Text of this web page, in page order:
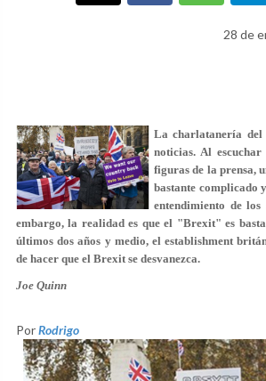
28 de
La charlatanería
noticias. Al
figuras de la prensa,
bastante complicado
entendimiento de
embargo, la realidad es que el "Brexit" es
últimos dos años y medio, el establishment
de hacer que el Brexit se desvanezca.
Joe Quinn
PorRodrigo